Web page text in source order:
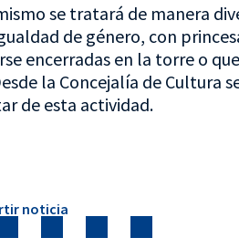
se tratará de manera
de género, con
encerradas en la torre o
la Concejalía de Cultura
de esta actividad.
noticia